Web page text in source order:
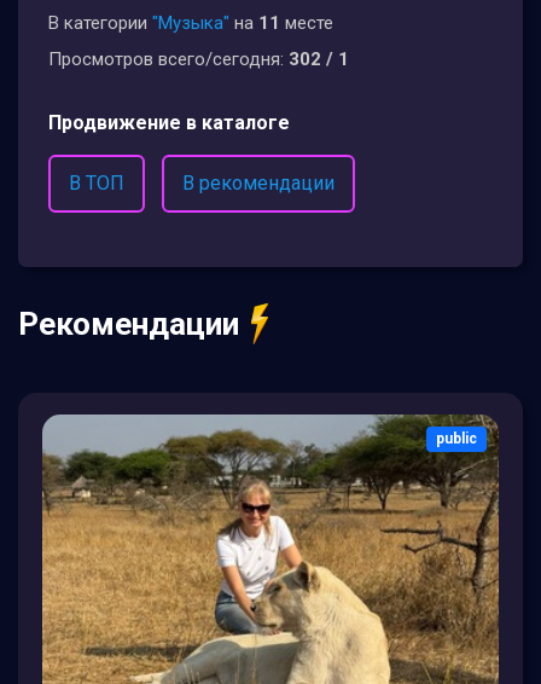
В категории "Музыка" на 11 месте
Просмотров всего/сегодня: 302 / 1
Продвижение в каталоге
В ТОП В рекомендации
Рекомендации
public